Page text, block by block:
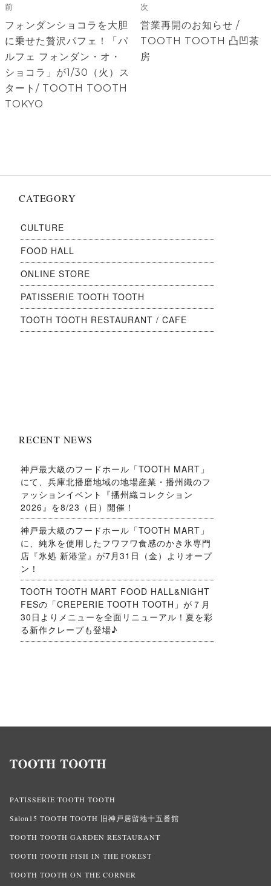
稿
ナ
ビ
ゲ
ー
シ
ョ
前
前
の
投
稿:
フォンダンショコラを大胆
に乗せた贅沢パフェ！「パ
ルフェ フォンダン・オ・
ショコラ」が1/30（火）ス
タート/ TOOTH TOOTH
TOKYO
次
次
の
投
営業再開のお知らせ /
TOOTH TOOTH 凸凹茶
房
CATEGORY
CULTURE
FOOD HALL
ONLINE STORE
PATISSERIE TOOTH TOOTH
TOOTH TOOTH RESTAURANT / CAFE
RECENT NEWS
神戸最大級のフードホール「TOOTH MART」
にて、兵庫北播磨地域の地場産業・播州織のフ
ァッションイベント『播州織コレクション
2026』を8/23（日）開催！
神戸最大級のフードホール「TOOTH MART」
に、純氷を使用したフワフワ食感のかき氷専門
店『氷処 新港堂』が7月31日（金）よりオープ
ン！
TOOTH TOOTH MART FOOD HALL&NIGHT
FESの「CREPERIE TOOTH TOOTH」が７月
30日よりメニューを全面リニューアル！夏を彩
る新作クレープも登場♪
PATISSERIE TOOTH TOOTH
Salon15 TOOTH TOOTH 旧神戸居留地十五番館
TOOTH TOOTH GARDEN RESTAURANT
TOOTH TOOTH FISH IN THE FOREST
TOOTH TOOTH ON THE CORNER